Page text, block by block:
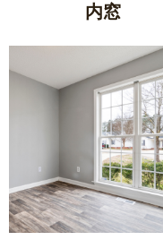
リフォームコラム
内窓